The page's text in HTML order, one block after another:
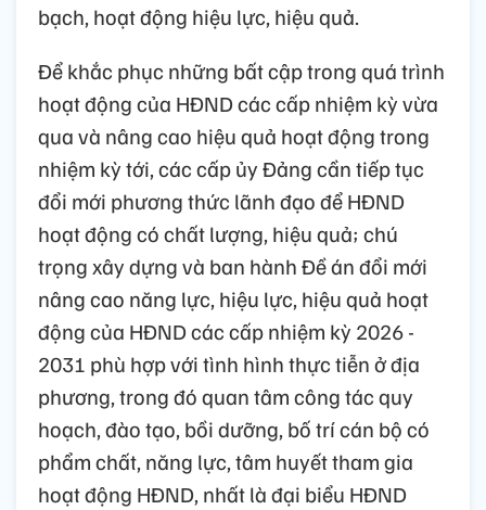
bạch, hoạt động hiệu lực, hiệu quả.
Để khắc phục những bất cập trong quá trình
hoạt động của HĐND các cấp nhiệm kỳ vừa
qua và nâng cao hiệu quả hoạt động trong
nhiệm kỳ tới, các cấp ủy Đảng cần tiếp tục
đổi mới phương thức lãnh đạo để HĐND
hoạt động có chất lượng, hiệu quả; chú
trọng xây dựng và ban hành Đề án đổi mới
nâng cao năng lực, hiệu lực, hiệu quả hoạt
động của HĐND các cấp nhiệm kỳ 2026 -
2031 phù hợp với tình hình thực tiễn ở địa
phương, trong đó quan tâm công tác quy
hoạch, đào tạo, bồi dưỡng, bố trí cán bộ có
phẩm chất, năng lực, tâm huyết tham gia
hoạt động HĐND, nhất là đại biểu HĐND